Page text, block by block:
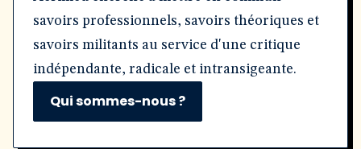
savoirs professionnels, savoirs théoriques et
savoirs militants au service d'une critique
indépendante, radicale et intransigeante.
Qui sommes-nous ?